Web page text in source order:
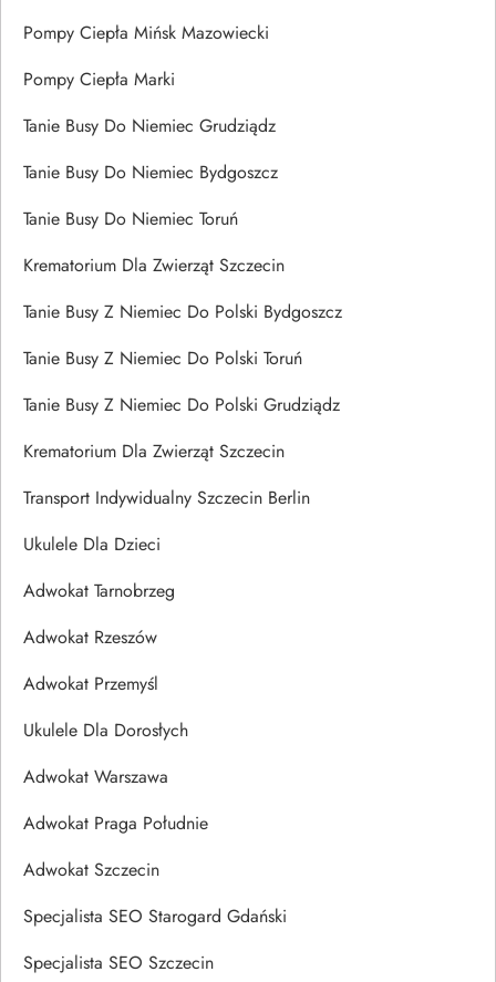
Pompy Ciepła Mińsk Mazowiecki
Pompy Ciepła Marki
Tanie Busy Do Niemiec Grudziądz
Tanie Busy Do Niemiec Bydgoszcz
Tanie Busy Do Niemiec Toruń
Krematorium Dla Zwierząt Szczecin
Tanie Busy Z Niemiec Do Polski Bydgoszcz
Tanie Busy Z Niemiec Do Polski Toruń
Tanie Busy Z Niemiec Do Polski Grudziądz
Krematorium Dla Zwierząt Szczecin
Transport Indywidualny Szczecin Berlin
Ukulele Dla Dzieci
Adwokat Tarnobrzeg
Adwokat Rzeszów
Adwokat Przemyśl
Ukulele Dla Dorosłych
Adwokat Warszawa
Adwokat Praga Południe
Adwokat Szczecin
Specjalista SEO Starogard Gdański
Specjalista SEO Szczecin